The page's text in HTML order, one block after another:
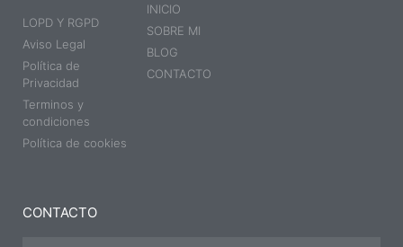
LOPD Y RGPD
Aviso Legal
Política de
Privacidad
Terminos y
condiciones
Política de cookies
INICIO
SOBRE MI
BLOG
CONTACTO
CONTACTO